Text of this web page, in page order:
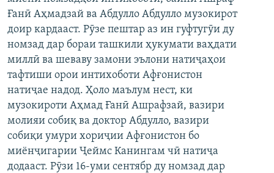
МЕҲМОНИ ОЗОДӢ
ВАРЗИШ
БЛОГИСТОН
ОЗОДӢ ОНЛАЙН
ЧАНДРАСОНАӢ
ВИДЕО
НИГОРИСТОН
ГУЗОРИШҲОИ РАДИОӢ
РӮЙХАТҲО
КИТОБҲОИ ОЗОДӢ
Русский
ПАЙГИРӢ КУНЕД
Ғанӣ Аҳмадзай ва Абдулло Абдулло музокирот
доир кардааст. Рӯзе пештар аз ин гуфтугӯи ду
номзад дар бораи ташкили ҳукумати ваҳдати
миллӣ ва шеваву замони эълони натиҷаҳои
тафтиши орои интихоботи Афғонистон
натиҷае надод. Ҳоло маълум нест, ки
музокироти Аҳмад Ғанӣ Ашрафзай, вазири
молияи собиқ ва доктор Абдулло, вазири
собиқи умури хориҷии Афғонистон бо
миёнҷигарии Ҷеймс Канингам чӣ натиҷа
додааст. Рӯзи 16-уми сентябр ду номзад дар